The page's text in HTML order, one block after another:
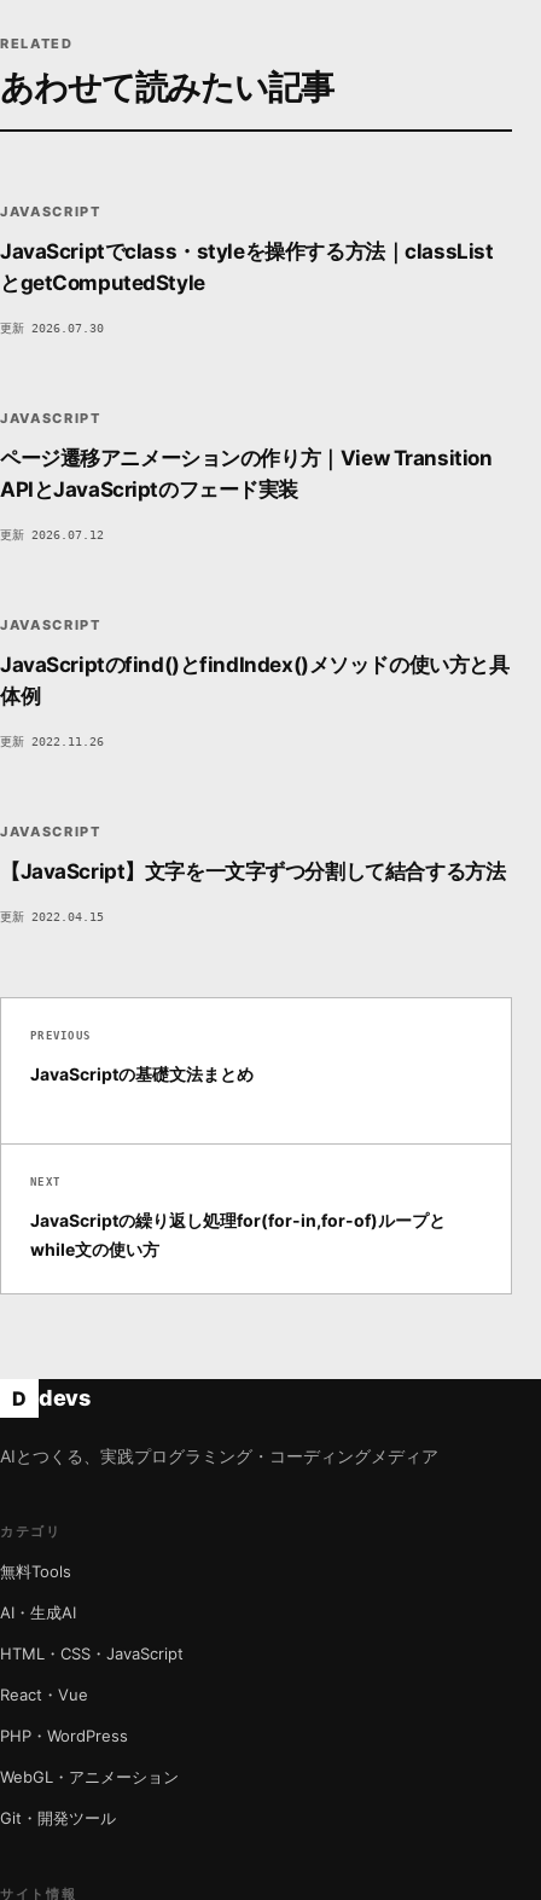
RELATED
あわせて読みたい記事
JAVASCRIPT
JavaScriptでclass・styleを操作する方法｜classList
とgetComputedStyle
更新 2026.07.30
JAVASCRIPT
ページ遷移アニメーションの作り方｜View Transition
APIとJavaScriptのフェード実装
更新 2026.07.12
JAVASCRIPT
JavaScriptのfind()とfindIndex()メソッドの使い方と具
体例
更新 2022.11.26
JAVASCRIPT
【JavaScript】文字を一文字ずつ分割して結合する方法
更新 2022.04.15
PREVIOUS
JavaScriptの基礎文法まとめ
NEXT
JavaScriptの繰り返し処理for(for-in,for-of)ループと
while文の使い方
D devs
AIとつくる、実践プログラミング・コーディングメディア
カテゴリ
無料Tools
AI・生成AI
HTML・CSS・JavaScript
React・Vue
PHP・WordPress
WebGL・アニメーション
Git・開発ツール
サイト情報